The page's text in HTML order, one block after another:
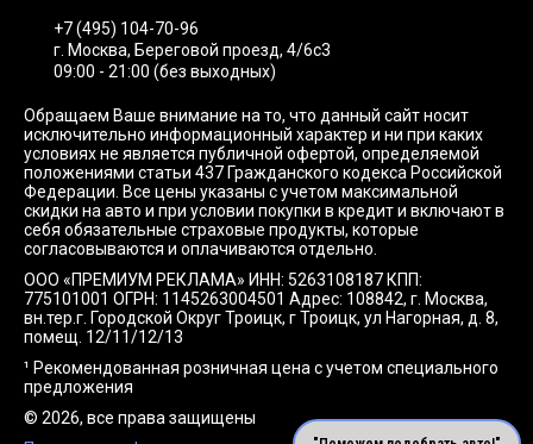
+7 (495) 104-70-96
г. Москва, Береговой проезд, 4/6с3
09:00 - 21:00 (без выходных)
Обращаем Ваше внимание на то, что данный сайт носит
исключительно информационный характер и ни при каких
условиях не является публичной офертой, определяемой
положениями статьи 437 Гражданского кодекса Российской
Федерации. Все цены указаны с учетом максимальной
скидки на авто и при условии покупки в кредит и включают в
себя обязательные страховые продукты, которые
согласовываются и оплачиваются отдельно.
ООО «ПРЕМИУМ РЕКЛАМА» ИНН: 5263108187 КПП:
775101001 ОГРН: 1145263004501 Адрес: 108842, г. Москва,
вн.тер.г. Городской Округ Троицк, г Троицк, ул Нагорная, д. 8,
помещ. 12/11/12/13
¹ Рекомендованная розничная цена с учетом специального
предложения
© 2026, все права защищены